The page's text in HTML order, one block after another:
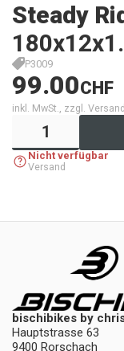
Steady
P3009
99.00CHF
inkl. MwSt., zzgl.
Nicht verfügbar
Versand
bischibikes by
Hauptstrasse 63
9400 Rorschach